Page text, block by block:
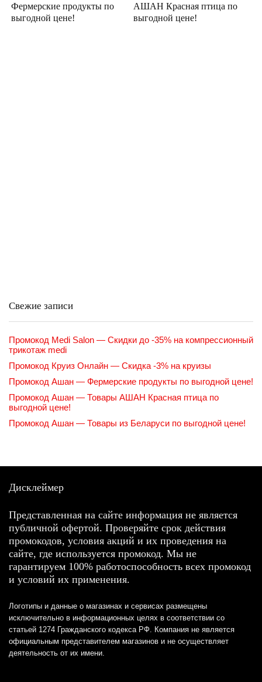
Фермерские продукты по
выгодной цене!
АШАН Красная птица по
выгодной цене!
Свежие записи
Промокод Medi Salon — Скидки до -35% на компрессионный
трикотаж medi
Промокод Круиз Онлайн — Скидка -3% на круизы
Промокод Ашан — Фермерские продукты по выгодной цене!
Промокод Ашан — Товары АШАН Красная птица по
выгодной цене!
Промокод Ашан — Товары из Беларуси по выгодной цене!
Дисклеймер
Представленная на сайте информация не является
публичной офертой. Проверяйте срок действия
промокодов, условия акций и их проведения на
сайте, где используется промокод. Мы не
гарантируем 100% работоспособность всех промокод
и условий их применения.
Логотипы и данные о магазинах и сервисах размещены
исключительно в информационных целях в соответствии со
статьей 1274 Гражданского кодекса РФ. Компания не является
официальным представителем магазинов и не осуществляет
деятельность от их имени.